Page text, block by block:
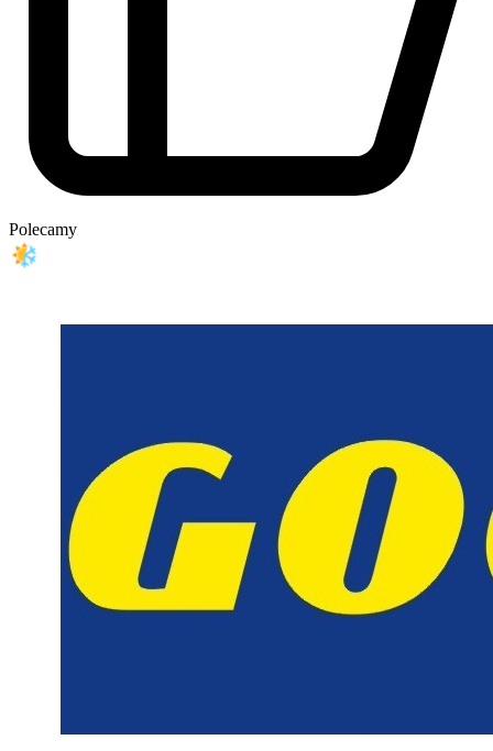
Polecamy